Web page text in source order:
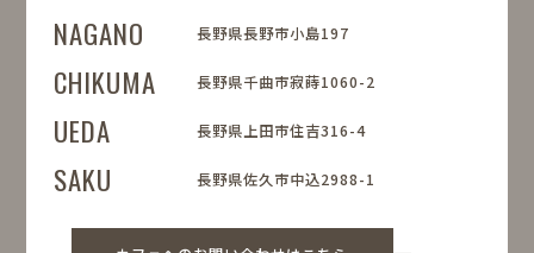
NAGANO 長野県長野市小島197
CHIKUMA 長野県千曲市寂蒔1060-2
UEDA 長野県上田市住吉316-4
SAKU 長野県佐久市中込2988-1